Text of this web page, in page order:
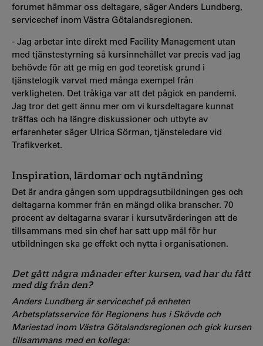
forumet hämmar oss deltagare, säger Anders Lundberg,
servicechef inom Västra Götalandsregionen.
- Jag arbetar inte direkt med Facility Management utan
med tjänstestyrning så kursinnehållet var precis vad jag
behövde för att ge mig en god teoretisk grund i
tjänstelogik varvat med många exempel från
verkligheten. Det tråkiga var att det pågick en pandemi.
Jag tror det gett ännu mer om vi kursdeltagare kunnat
träffas och ha längre diskussioner och utbyte av
erfarenheter säger Ulrica Sörman, tjänsteledare vid
Trafikverket.
Inspiration, lärdomar och nytändning
Det är andra gången som uppdragsutbildningen ges och
deltagarna kommer från en mängd olika branscher. 70
procent av deltagarna svarar i kursutvärderingen att de
tillsammans med sin chef har satt upp mål för hur
utbildningen ska ge effekt och nytta i organisationen.
Det gått några månader efter kursen, vad har du fått
med dig från den?
Anders Lundberg ärservicechef på enheten
Arbetsplatsservice för Regionens hus i Skövde och
Mariestad inom Västra Götalandsregionenoch gick kursen
tillsammans med en kollega: